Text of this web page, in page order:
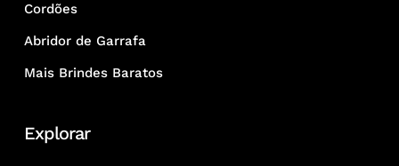
Cordões
Abridor de Garrafa
Mais Brindes Baratos
Explorar